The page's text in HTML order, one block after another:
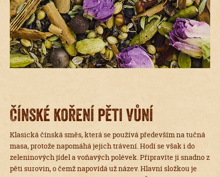
Čínské koření pěti vůní
Klasická čínská směs, která se používá především na tučná
masa, protože napomáhá jejich trávení. Hodí se však i do
zeleninových jídel a voňavých polévek. Připravíte ji snadno z
pěti surovin, o čemž napovídá už název. Hlavní složkou je